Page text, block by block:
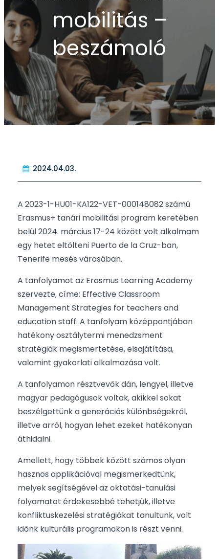
mobilitás –
beszámoló
2024.04.03.
A 2023-1-HU01-KA122-VET-000148082 számú
Erasmus+ tanári mobilitási program keretében
belül 2024. március 17-24 között volt alkalmam
egy hetet eltölteni Puerto de la Cruz-ban,
Tenerife mesés városában.
A tanfolyamot az Erasmus Learning Academy
szervezte, címe: Effective Classroom
Management Strategies for teachers and
education staff. A tanfolyam középpontjában
hatékony osztálytermi menedzsment
stratégiák megismertetése, elsajátítása,
valamint gyakorlati alkalmazása volt.
A tanfolyamon résztvevők dán, lengyel, illetve
magyar pedagógusok voltak, akikkel sokat
beszélgettünk a generációs különbségekről,
illetve arról, hogyan lehet ezeket hatékonyan
áthidalni.
Amellett, hogy többek között számos olyan
hasznos applikációval megismerkedtünk,
melyek segítségével az oktatási-tanulási
folyamatot érdekesebbé tehetjük, illetve
konfliktuskezelési stratégiákat tanultunk, volt
időnk kulturális programokon is részt venni.